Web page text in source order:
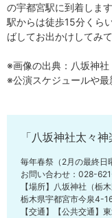
の宇都宮駅に到着します
駅からは徒歩15分くら
ばしてお出かけしてみ
※画像の出典：八坂神
※公演スケジュールや最
「八坂神社太々神
毎年春祭（2月の最終日
お問い合わせ：028-
【場所】八坂神社（栃木
栃木県宇都宮市今泉4-
【交通】【公共交通】